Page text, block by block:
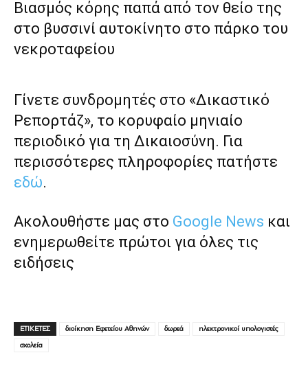
Βιασμός κόρης παπά από τον θείο της
στο βυσσινί αυτοκίνητο στο πάρκο του
νεκροταφείου
Γίνετε συνδρομητές στο «Δικαστικό
Ρεπορτάζ», το κορυφαίο μηνιαίο
περιοδικό για τη Δικαιοσύνη. Για
περισσότερες πληροφορίες πατήστε
εδώ.
Ακολουθήστε μας στο Google News και
ενημερωθείτε πρώτοι για όλες τις
ειδήσεις
ΕΤΙΚΕΤΕΣ διοίκηση Εφετείου Αθηνών δωρεά
ηλεκτρονικοί υπολογιστές
σχολεία